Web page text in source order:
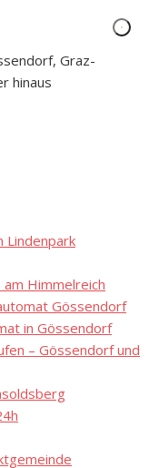
Graz-
hinaus
Lindenpark
Himmelreich
Gössendorf
in Gössendorf
– Gössendorf und